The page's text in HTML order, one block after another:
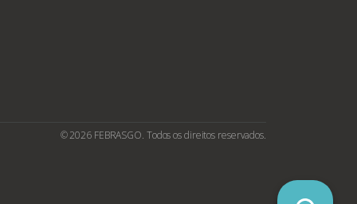
© 2026 FEBRASGO. Todos os direitos reservados.